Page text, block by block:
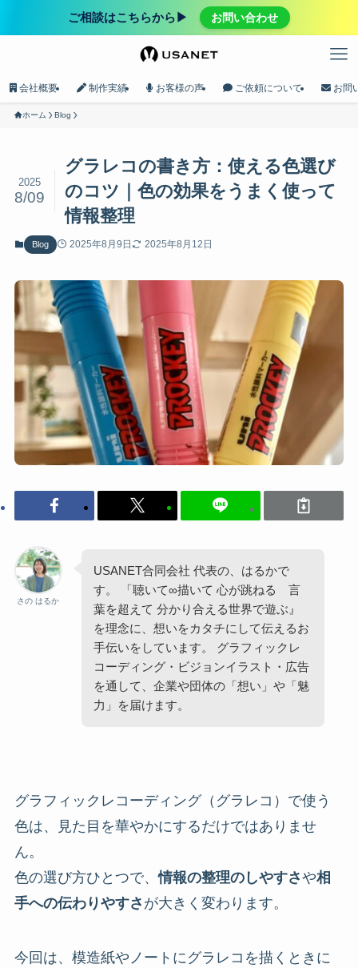
ご相談はこちらから▶︎ お問い合わせ
会社概要 制作実績 お客様の声 ご依頼について お問
ホーム Blog
グラレコの書き方：使える色選び
のコツ｜色の効果をうまく使って
情報整理
2025
8/09
Blog 2025年8月9日 2025年8月12日
さの はるか
USANET合同会社 代表の、はるかで
す。 「聴いて∞描いて 心が跳ねる 言
葉を超えて 分かり合える世界で遊ぶ』
を理念に、想いをカタチにして伝えるお
手伝いをしています。 グラフィックレ
コーディング・ビジョンイラスト・広告
を通して、企業や団体の「想い」や「魅
力」を届けます。
グラフィックレコーディング（グラレコ）で使う
色は、見た目を華やかにするだけではありませ
ん。
色の選び方ひとつで、情報の整理のしやすさや相
手への伝わりやすさ が大きく変わります。
今回は、模造紙やノートにグラレコを描くときに